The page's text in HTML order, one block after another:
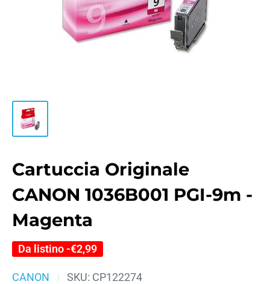
Cartuccia Originale
CANON 1036B001 PGI-9m -
Magenta
Da listino -€2,99
CANON SKU: CP122274